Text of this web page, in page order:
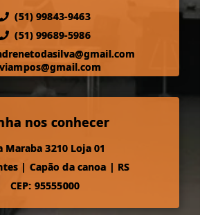
(51) 99843-9463
(51) 99689-5986
nos conhecer
Maraba 3210 Loja 01
| Capão da canoa | RS
CEP: 95555000